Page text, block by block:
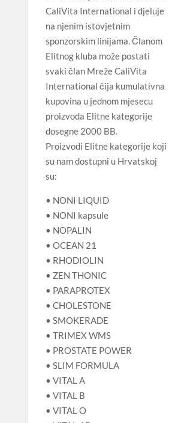
CaliVita International i djeluje
na njenim istovjetnim
sponzorskim linijama. Članom
Elitnog kluba može postati
svaki član Mreže CaliVita
International čija kumulativna
kupovina u jednom mjesecu
proizvoda Elitne kategorije
dosegne 2000 BB.
Proizvodi Elitne kategorije koji
su nam dostupni u Hrvatskoj
su:
• NONI LIQUID
• NONI kapsule
• NOPALIN
• OCEAN 21
• RHODIOLIN
• ZEN THONIC
• PARAPROTEX
• CHOLESTONE
• SMOKERADE
• TRIMEX WMS
• PROSTATE POWER
• SLIM FORMULA
• VITAL A
• VITAL B
• VITAL O